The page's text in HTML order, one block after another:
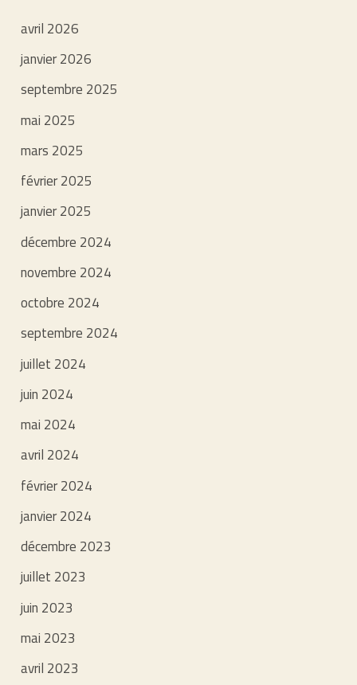
avril 2026
janvier 2026
septembre 2025
mai 2025
mars 2025
février 2025
janvier 2025
décembre 2024
novembre 2024
octobre 2024
septembre 2024
juillet 2024
juin 2024
mai 2024
avril 2024
février 2024
janvier 2024
décembre 2023
juillet 2023
juin 2023
mai 2023
avril 2023